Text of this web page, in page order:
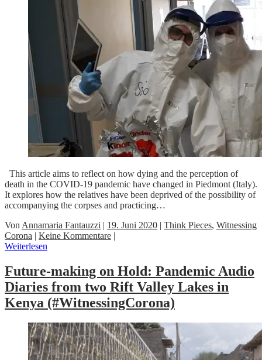
This article aims to reflect on how dying and the perception of
death in the COVID-19 pandemic have changed in Piedmont (Italy).
It explores how the relatives have been deprived of the possibility of
accompanying the corpses and practicing…
Von Annamaria Fantauzzi | 19. Juni 2020 | Think Pieces, Witnessing
Corona | Keine Kommentare |
Weiterlesen
Future-making on Hold: Pandemic Audio
Diaries from two Rift Valley Lakes in
Kenya (#WitnessingCorona)